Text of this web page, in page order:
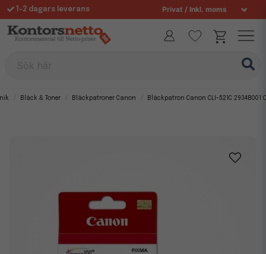
1-2 dagars leverans
Fri frakt över 995 kr
Bläck & Toner Bläckpatroner Canon Bläckpatron Canon CLI-521C 2934B001